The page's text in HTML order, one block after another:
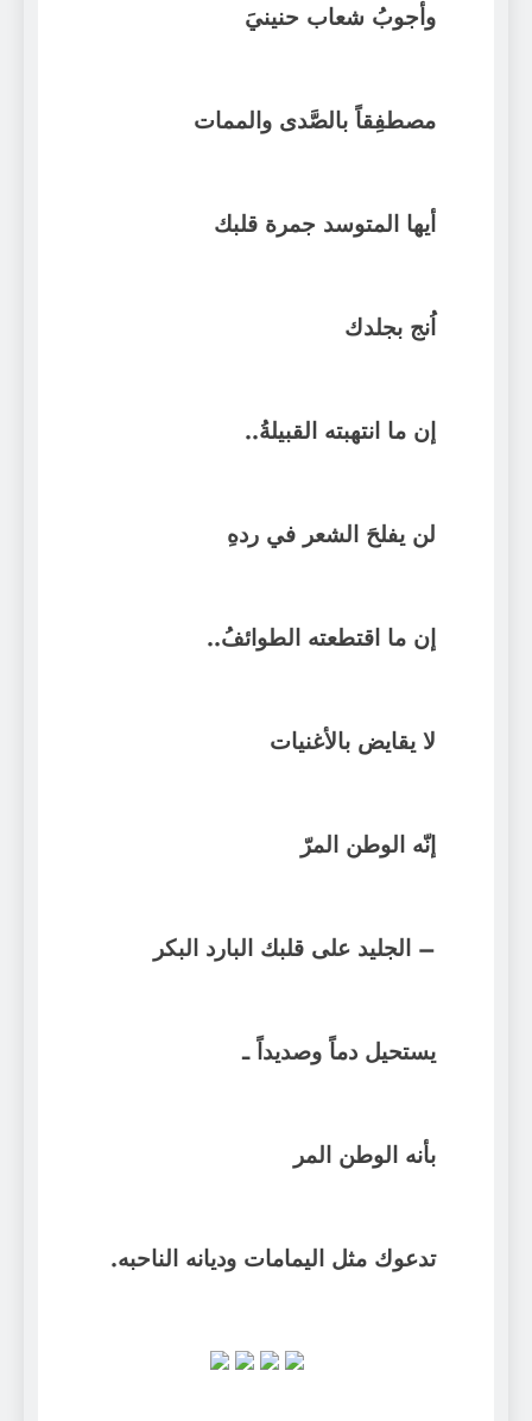
وأجوبُ شعاب حنينيَ
مصطفِقاً بالصَّدى والممات
أيها المتوسد جمرة قلبك
اُنج بجلدك
إن ما انتهبته القبيلةُ..
لن يفلحَ الشعر في ردهِ
إن ما اقتطعته الطوائفُ..
لا يقايض بالأغنيات
إنّه الوطن المرّ
– الجليد على قلبك البارد البكر
يستحيل دماً وصديداً ـ
بأنه الوطن المر
تدعوك مثل اليمامات وديانه الناحبه.